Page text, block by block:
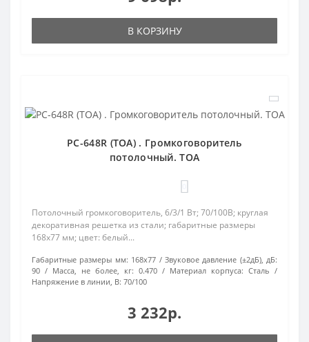
В КОРЗИНУ
PC-648R (TOA) . Громкоговоритель
потолочный. TOA
Потолочный громкоговоритель, 6/3/1 Вт; 70/100В; круглая
декоративная решетка из стали; габаритные размеры
168х77 мм; цвет: белый...
Габаритные размеры мм: 168х77
Звуковое давление (±2дБ), дБ:
90
Масса, не более, кг: 0.470 Материал корпуса: Сталь
Напряжение в линии, В: 70/100
3 232р.